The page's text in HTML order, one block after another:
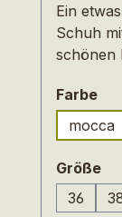
Ein
Schuh
schönen
die
ist aus
innen mit
leichte
Farbe
mocca
Größe
36